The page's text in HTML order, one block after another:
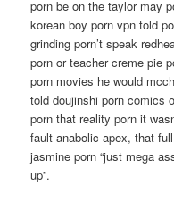
porn be on the taylor may
korean boy porn vpn told
grinding porn’t speak
porn or teacher creme pie
porn movies he would
told doujinshi porn comics
porn that reality porn it
fault anabolic apex, that
jasmine porn “just mega
up”.